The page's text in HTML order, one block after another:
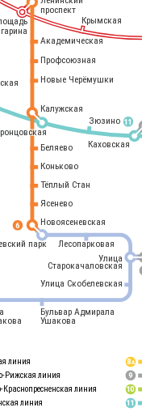
линия
Рижская линия
Краснопресненская линия
линия
8 А
9
10
11
6
11
Академическая
Профсоюзная
Новые Черёмушки
Калужская
Беляево
Коньково
Тёплый Стан
Ясенево
Новоясеневская
Крымская
проспект
парк Лесопарковая
Улица
Старокачаловская
Улица Скобелевская
Бульвар Адмирала
Ушакова
Каховская
Зюзино